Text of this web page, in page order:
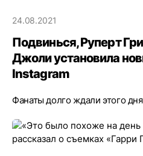
24.08.2021
Подвинься, Руперт
Джоли установила
Instagram
Фанаты долго ждали этого